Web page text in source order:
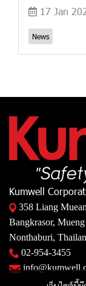
17 Jan
News
Kumwell
358 Liang
Bangkrasor,
Nonthaburi,
02-954-3455